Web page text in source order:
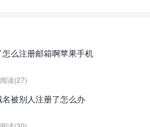
么注册邮箱啊苹果手机
阅读(27)
名被别人注册了怎么办